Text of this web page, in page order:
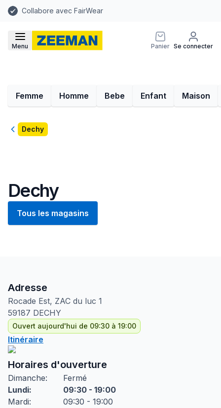
Collabore avec FairWear
Menu Panier Se connecter
Femme Homme Bebe Enfant Maison
RetourDechy
Dechy
Tous les magasins
Adresse
Rocade Est, ZAC du luc 1
59187 DECHY
Ouvert aujourd'hui de 09:30 à 19:00
Itinéraire
Horaires d'ouverture
Dimanche:
Fermé
Lundi:
09:30 - 19:00
Mardi:
09:30 - 19:00